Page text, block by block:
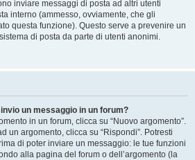
inviare messaggi di posta ad altri utenti
interno (ammesso, ovviamente, che gli
questa funzione). Questo serve a prevenire un
di posta da parte di utenti anonimi.
un messaggio in un forum?
in un forum, clicca su “Nuovo argomento”.
un argomento, clicca su “Rispondi”. Potresti
di poter inviare un messaggio: le tue funzioni
alla pagina del forum o dell’argomento (la